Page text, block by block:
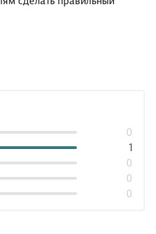
0
0
0
1
0